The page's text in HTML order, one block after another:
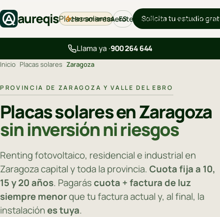
aureqisPlacas solaresAerotermiaBackupCargadores
Herramientas ES Solicita tu estudio
Llama ya ·900 264 644
Inicio Placas solares Zaragoza
PROVINCIA DE ZARAGOZA Y VALLE DEL EBRO
Placas solares en Zaragoza
sin inversión ni riesgos
Renting fotovoltaico, residencial e industrial en
Zaragoza capital y toda la provincia.Cuota fija a 10,
15 y 20 años. Pagaráscuota + factura de luz
siempre menorque tu factura actual y, al final, la
instalaciónes tuya.